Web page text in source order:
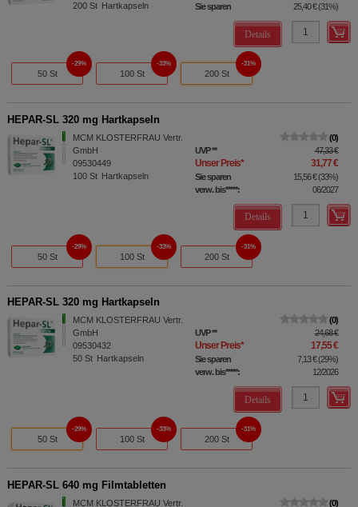
200 St Hartkapseln Sie sparen 25,40 €(31%)
Details
50 St
29%
100 St
33%
200 St
31%
HEPAR-SL 320 mg Hartkapseln
MCM KLOSTERFRAU Vertr.
GmbH
09530449
100 St Hartkapseln
0
UVP** 47,33 €
Unser Preis* 31,77 €
Sie sparen 15,56 €(33%)
verw. bis*****:
06/2027
Details
50 St
29%
100 St
33%
200 St
31%
HEPAR-SL 320 mg Hartkapseln
MCM KLOSTERFRAU Vertr.
GmbH
09530432
50 St Hartkapseln
0
UVP** 24,68 €
Unser Preis* 17,55 €
Sie sparen 7,13 €(29%)
verw. bis*****:
12/2026
Details
50 St
29%
100 St
33%
200 St
31%
HEPAR-SL 640 mg Filmtabletten
MCM KLOSTERFRAU Vertr.
0